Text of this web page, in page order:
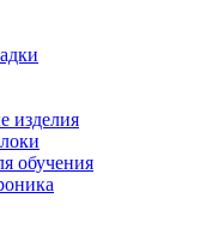
изделия
обучения